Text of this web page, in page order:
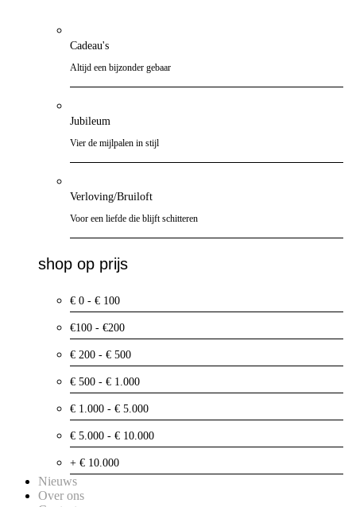
Cadeau's
Altijd een bijzonder gebaar
Jubileum
Vier de mijlpalen in stijl
Verloving/Bruiloft
Voor een liefde die blijft schitteren
shop op prijs
€ 0 - € 100
€100 - €200
€ 200 - € 500
€ 500 - € 1.000
€ 1.000 - € 5.000
€ 5.000 - € 10.000
+ € 10.000
Nieuws
Over ons